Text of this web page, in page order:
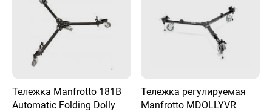
Тележка Manfrotto 181B
Automatic Folding Dolly
Тележка регулируемая
Manfrotto MDOLLYVR